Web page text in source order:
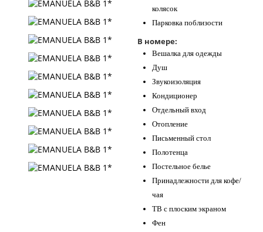
колясок
Парковка поблизости
В номере:
Вешалка для одежды
Душ
Звукоизоляция
Кондиционер
Отдельный вход
Отопление
Письменный стол
Полотенца
Постельное белье
Принадлежности для кофе/
чая
ТВ с плоским экраном
Фен